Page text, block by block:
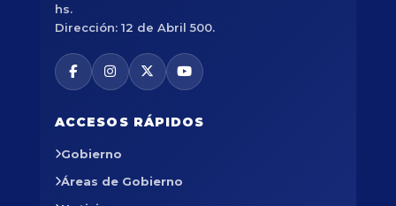
hs.
Dirección: 12 de Abril 500.
ACCESOS RÁPIDOS
Gobierno
Áreas de Gobierno